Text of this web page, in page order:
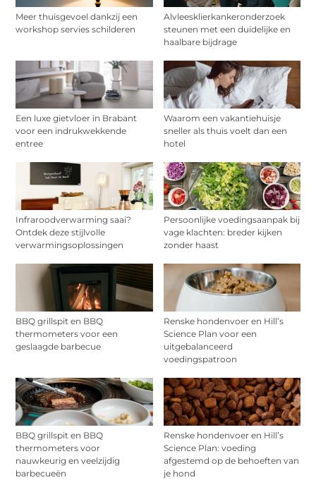
Meer thuisgevoel dankzij een
workshop servies schilderen
Alvleesklierkankeronderzoek
steunen met een duidelijke en
haalbare bijdrage
Een luxe gietvloer in Brabant
voor een indrukwekkende
entree
Waarom een vakantiehuisje
sneller als thuis voelt dan een
hotel
Infraroodverwarming saai?
Ontdek deze stijlvolle
verwarmingsoplossingen
Persoonlijke voedingsaanpak bij
vage klachten: breder kijken
zonder haast
BBQ grillspit en BBQ
thermometers voor een
geslaagde barbecue
Renske hondenvoer en Hill’s
Science Plan voor een
uitgebalanceerd
voedingspatroon
BBQ grillspit en BBQ
thermometers voor
nauwkeurig en veelzijdig
barbecueën
Renske hondenvoer en Hill’s
Science Plan: voeding
afgestemd op de behoeften van
je hond